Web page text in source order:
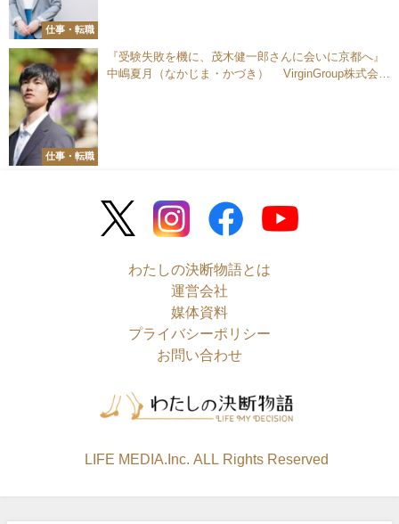
仕事・転職
仕事・転職
『受験失敗を機に、茂木健一郎さんに会いに京都へ』
中嶋夏月（なかじま・かづき） VirginGroup株式会社
わたしの決断物語とは
運営会社
媒体資料
プライバシーポリシー
お問い合わせ
©LIFE MEDIA.Inc. ALL Rights Reserved